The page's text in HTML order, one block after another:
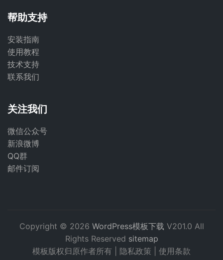
帮助支持
安装指南
使用教程
技术支持
联系我们
关注我们
微信公众号
新浪微博
QQ群
邮件订阅
Copyright © 2026 WordPress模板下载 V201.0 All
Rights Reserved sitemap
模板版权归原作者所有 | 隐私政策 使用条款